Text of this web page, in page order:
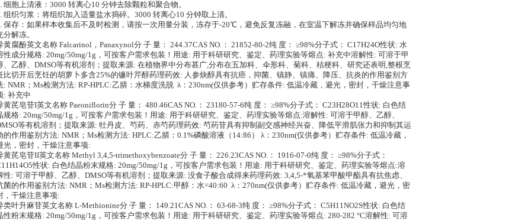
细胞上清液：3000 转离心10 分钟去除颗粒和聚合物。
组织匀浆：将组织加入适量盐水捣碎。3000 转离心10 分钟取上清。
保存：如果样本收集后不及时检测，请按一次用量分装，冻存于-20℃，避免反复冻融，在室温下解冻并确保样品均匀地
分解冻。
黄腐酚英文名称 Falcarinol，Panaxynol分 子 量： 244.37CAS NO.： 21852-80-2纯 度： ≥98%分子式： C17H24O性状: 水
性成分规格: 20mg/50mg/1g，可按客户需求包装！用途: 用于科研研究、鉴定、药理实验等熔点: 补充中溶解性: 可溶于甲
、乙醇、DMSO等有机溶剂；提取来源: 在植物界中分布甚广,分布在五加科、伞形科、菊科、桔梗科、研究还表明,整根烹
比切开后烹饪的胡萝卜多含25%的镰叶芹醇药理药效: 人参炔醇具有抗癌，抑菌、镇静、镇痛、降压、抗炎的作用鉴别方
: NMR；Ms检测方法: RP-HPLC:乙腈：水梯度洗脱 λ：230nm(仅供参考）贮存条件: 低温冷藏，避光，密封，干燥注意事
: 补充中
黄芪皂苷I英文名称 Paeoniflorin分 子 量： 480.46CAS NO.： 23180-57-6纯 度： ≥98%分子式： C23H28O11性状: 白色结
规格: 20mg/50mg/1g，可按客户需求包装！用途: 用于科研研究、鉴定、药理实验等熔点:溶解性: 可溶于甲醇、乙醇、
等有机溶剂；提取来源: 牡丹皮、芍药、赤芍药理药效: 芍药苷具有抑制副交感神经兴奋、降低平滑肌张力和抑制其运
的作用鉴别方法: NMR；Ms检测方法: HPLC:乙腈：0.1%磷酸溶液（14:86） λ：230nm(仅供参考）贮存条件: 低温冷藏，
光，密封，干燥注意事项:
黄芪皂苷II英文名称 Methyl 3,4,5-trimethoxybenzoate分 子 量： 226.23CAS NO.： 1916-07-0纯 度： ≥98%分子式：
性状: 白色结晶粉末规格: 20mg/50mg/1g，可按客户需求包装！用途: 用于科研研究、鉴定、药理实验等熔点:溶
性: 可溶于甲醇、乙醇、DMSO等有机溶剂；提取来源: 没食子酸合成得来药理药效: 3,4,5-*氧基苯甲酸甲酯具有抗焦虑、
菌的作用鉴别方法: NMR；Ms检测方法: RP-HPLC:甲醇：水=40:60 λ：270nm(仅供参考）贮存条件: 低温冷藏，避光，密
，干燥注意事项:
类叶升麻苷英文名称 L-Methionine分 子 量： 149.21CAS NO.： 63-68-3纯 度： ≥98%分子式： C5H11NO2S性状: 白色结
性粉末规格: 20mg/50mg/1g，可按客户需求包装！用途: 用于科研研究、鉴定、药理实验等熔点: 280-282 °C溶解性: 可溶